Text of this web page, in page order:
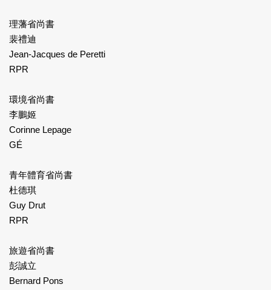
理藩省尚書
裴禮迪
Jean-Jacques de Peretti
RPR
環境省尚書
李鵬姬
Corinne Lepage
GÉ
青年體育省尚書
杜德琪
Guy Drut
RPR
旅遊省尚書
彭誠立
Bernard Pons